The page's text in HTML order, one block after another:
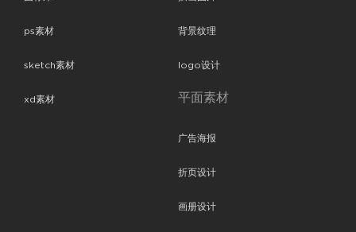
ps素材
sketch素材
xd素材
背景纹理
logo设计
平面素材
广告海报
折页设计
画册设计